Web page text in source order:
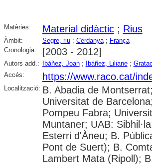
Matèries: Material didàctic; Rius
Àmbit: Segre, riu; Cerdanya; França
Cronologia:
[2003 - 2012]
Autors add.: Ibáñez, Joan; Ibáñez, Liliane;
Accés:
https://www.raco.cat/
Localització: B. Abadia de
Universitat de
Pompeu Fabra;
Muntaner; UAB:
Esterri d'Àneu; B.
Pont de Suert); B.
Lambert Mata (Ripoll);